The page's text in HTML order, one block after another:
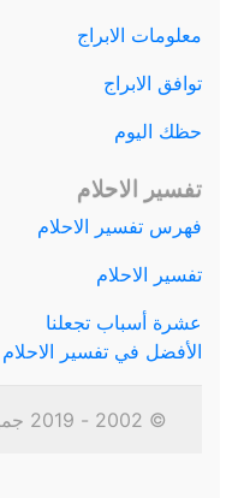
معلومات الابراج
توافق الابراج
حظك اليوم
تفسير الاحلام
فهرس تفسير الاحلام
تفسير الاحلام
عشرة أسباب تجعلنا
الأفضل في تفسير الاحلام
© 2002 - 2019 جميع الحقوق محفوظة